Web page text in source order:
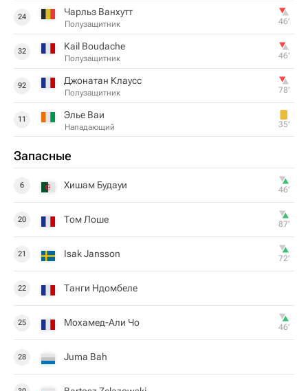
24 Чарльз Ванхутт
Полузащитник 46‎’‎
32 Kail Boudache
Полузащитник 46‎’‎
92 Джонатан Клаусс
Полузащитник 78‎’‎
11 Элье Ваи
Нападающий 35‎’‎
Запасные
6 Хишам Будауи 46‎’‎
20 Том Лоше 87‎’‎
21 Isak Jansson 72‎’‎
22 Танги Ндомбеле
25 Мохамед-Али Чо 46‎’‎
28 Juma Bah